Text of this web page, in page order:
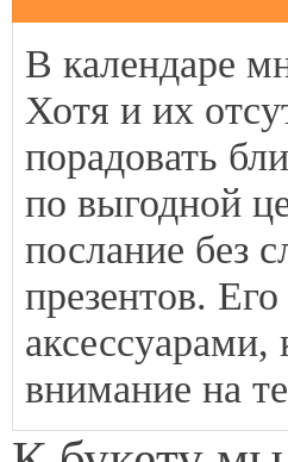
В календаре
Хотя и их
порадовать
по выгодной
послание без
презентов.
внимание на